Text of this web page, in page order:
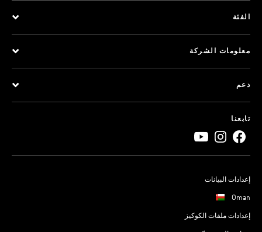
الفئة
معلومات الشركة
دعم
تابعنا
إعدادات البيانات
Oman
إعدادات ملفات الكوكيز